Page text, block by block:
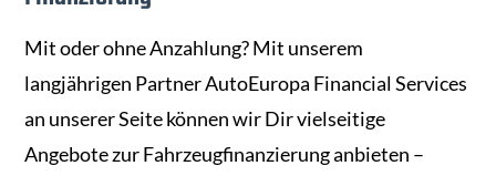
Mit oder ohne Anzahlung? Mit unserem
langjährigen Partner AutoEuropa Financial Services
an unserer Seite können wir Dir vielseitige
Angebote zur Fahrzeugfinanzierung anbieten –